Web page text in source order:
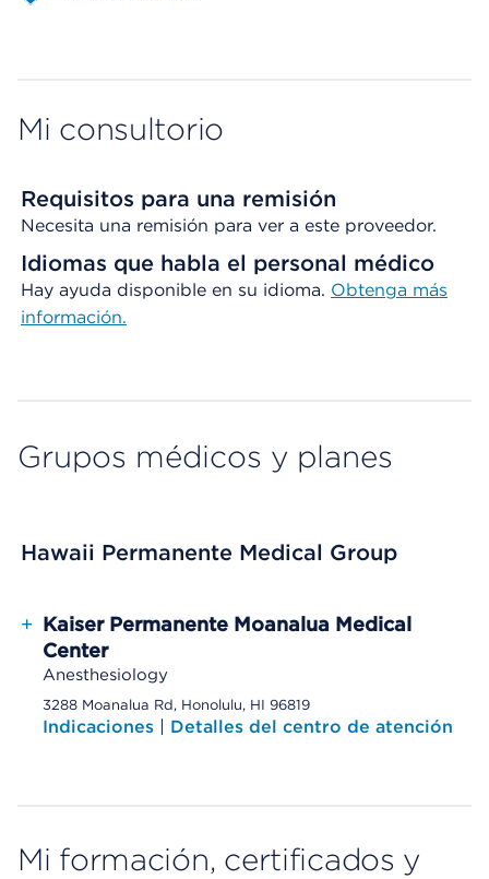
Mi consultorio
Requisitos para una remisión
Necesita una remisión para ver a este proveedor.
Idiomas que habla el personal médico
Hay ayuda disponible en su idioma. Obtenga más
información.
Grupos médicos y planes
Hawaii Permanente Medical Group
+ Kaiser Permanente Moanalua Medical
Center
Anesthesiology
3288 Moanalua Rd, Honolulu, HI 96819
Indicaciones | Detalles del centro de atención
Mi formación, certificados y